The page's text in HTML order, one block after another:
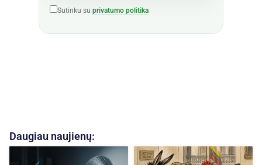
Sutinku su privatumo politika
Daugiau naujienų: